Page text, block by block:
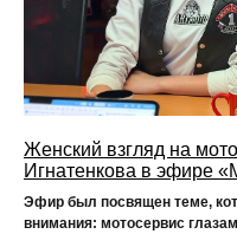
Женский взгляд на
Игнатенкова в эфире
Эфир был посвящен теме,
внимания: мотосервис